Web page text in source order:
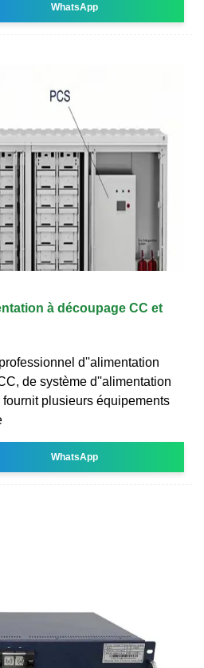
WhatsApp
à découpage CC et
d''alimentation
de système d''alimentation
plusieurs équipements
WhatsApp